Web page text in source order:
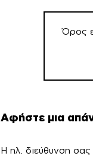
άρθρων
Όρος
Αφήστε μια
Η ηλ. διεύθυνση σας